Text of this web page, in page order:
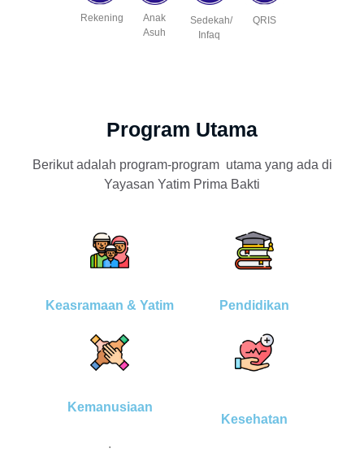
Rekening
Anak
Asuh
Sedekah/
Infaq
QRIS
Program Utama
Berikut adalah program-program utama yang ada di
Yayasan Yatim Prima Bakti
Keasramaan & Yatim Pendidikan
Kemanusiaan
.
Kesehatan